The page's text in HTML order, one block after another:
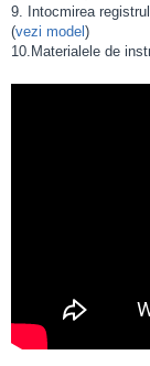
9. Intocmirea
(vezi model )
10.Materialele de